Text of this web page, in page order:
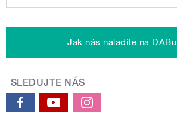
Jak nás naladíte na DABu
SLEDUJTE NÁS